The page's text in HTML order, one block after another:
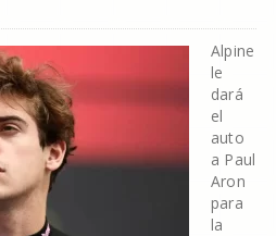
Alpine
le
dará
el
auto
a Paul
Aron
para
la